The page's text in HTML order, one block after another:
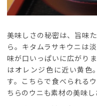
美味しさの秘密は、旨味
ら。キタムラサキウニは
味が口いっぱいに広がり
はオレンジ色に近い黄色
す。こちらで食べられる
ちらのウニも素材の美味し